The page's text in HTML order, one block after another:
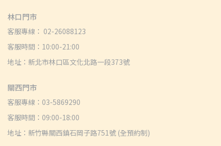
林口門市
客服專線： 02-26088123
客服時間：10:00-21:00
地址：新北市林口區文化北路一段373號
關西門市
客服專線：03-5869290
客服時間：09:00-18:00
地址：新竹縣關西鎮石岡子路751號 (全預約制)